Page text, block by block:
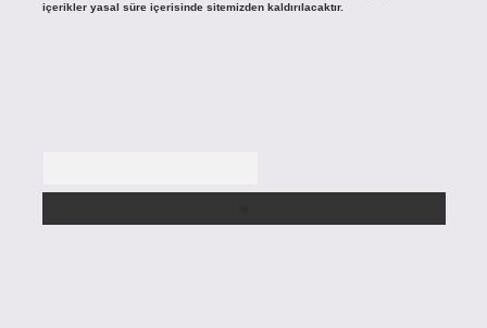
içerikler yasal süre içerisinde sitemizden kaldırılacaktır.